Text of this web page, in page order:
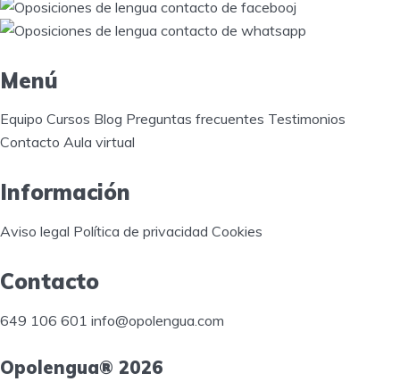
Menú
Equipo Cursos Blog Preguntas frecuentes Testimonios
Contacto Aula virtual
Información
Aviso legal Política de privacidad Cookies
Contacto
649 106 601 info@opolengua.com
Opolengua® 2026